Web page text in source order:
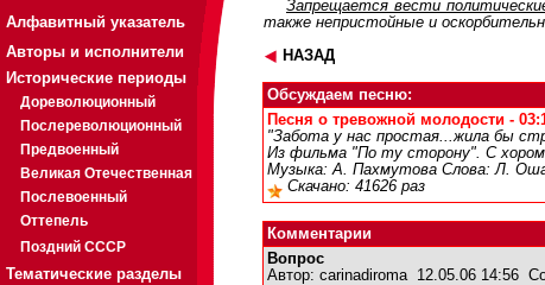
Алфавитный указатель
Авторы и исполнители
Исторические периоды
Дореволюционный
Послереволюционный
Предвоенный
Великая Отечественная
Послевоенный
Оттепель
Поздний СССР
Тематические разделы
Запрещается вести
также непристойные и
НАЗАД
Обсуждаем песню:
Песня о тревожной молодости -
"Забота у нас простая...жила бы
Из фильма "По ту сторону". С хором
Музыка: А. Пахмутова Слова: Л.
Скачано: 41626 раз
Комментарии
Вопрос
Автор: сarinadiroma12.05.06 14:56